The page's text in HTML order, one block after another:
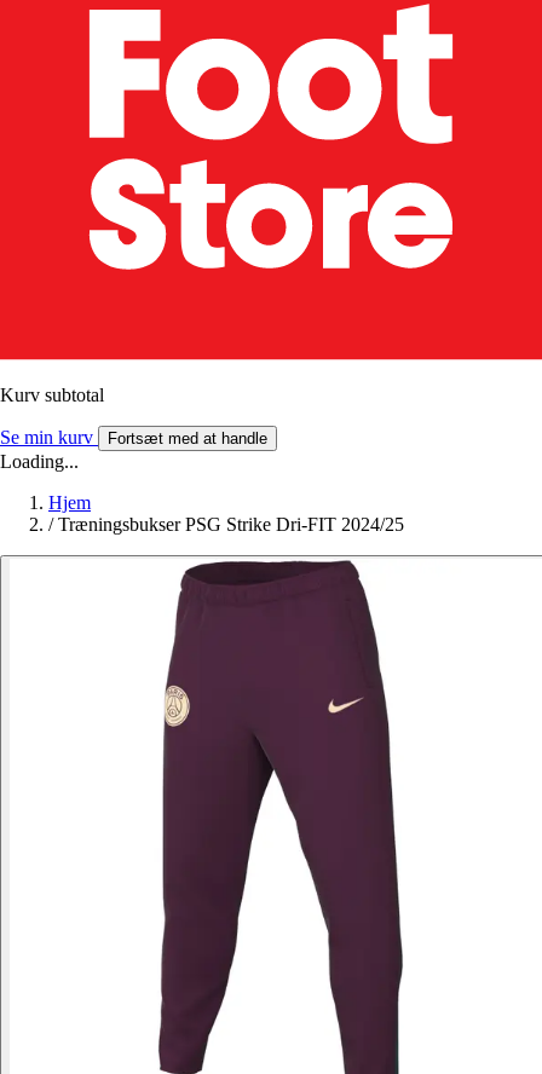
Kurv subtotal
Se min kurv Fortsæt med at handle
Loading...
Hjem
/ Træningsbukser PSG Strike Dri-FIT 2024/25